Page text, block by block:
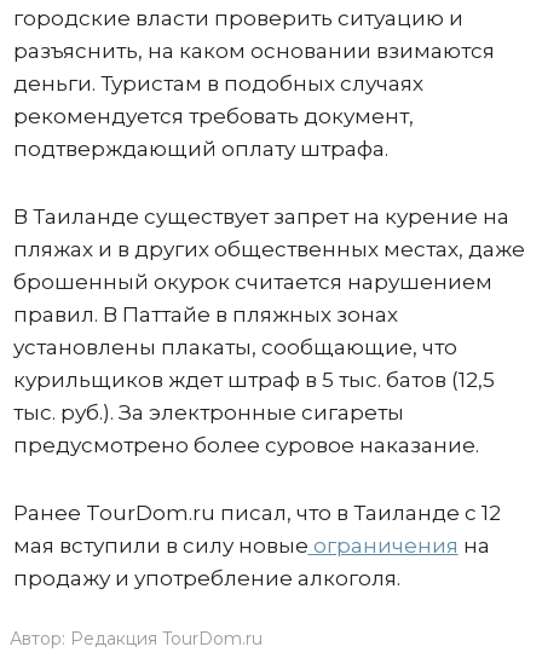
городские власти проверить ситуацию и
разъяснить, на каком основании взимаются
деньги. Туристам в подобных случаях
рекомендуется требовать документ,
подтверждающий оплату штрафа.
В Таиланде существует запрет на курение на
пляжах и в других общественных местах, даже
брошенный окурок считается нарушением
правил. В Паттайе в пляжных зонах
установлены плакаты, сообщающие, что
курильщиков ждет штраф в 5 тыс. батов (12,5
тыс. руб.). За электронные сигареты
предусмотрено более суровое наказание.
Ранее TourDom.ru писал, что в Таиланде с 12
мая вступили в силу новые ограничения на
продажу и употребление алкоголя.
Автор: Редакция TourDom.ru